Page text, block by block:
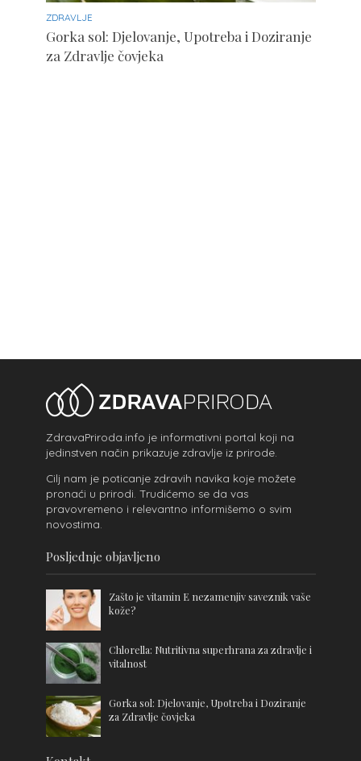
ZDRAVLJE
Gorka sol: Djelovanje, Upotreba i Doziranje
za Zdravlje čovjeka
ZdravaPriroda.info je informativni portal koji na
jedinstven način prikazuje zdravlje iz prirode.
Cilj nam je poticanje zdravih navika koje možete
pronaći u prirodi. Trudićemo se da vas
pravovremeno i relevantno informišemo o svim
novostima.
Posljednje objavljeno
Zašto je vitamin E nezamenjiv saveznik vaše
kože?
Chlorella: Nutritivna superhrana za zdravlje i
vitalnost
Gorka sol: Djelovanje, Upotreba i Doziranje
za Zdravlje čovjeka